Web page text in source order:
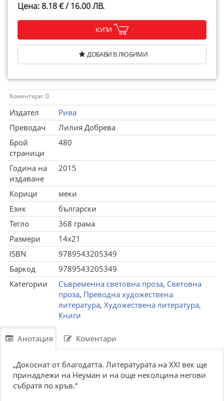
Цена: 8.18 € / 16.00 ЛВ.
КУПИ
ДОБАВИ В ЛЮБИМИ
Коментари: 0
Издател
Рива
Преводач
Лилия Добрева
Брой
страници
480
Година на
издаване
2015
Корици
меки
Език
български
Тегло
368 грама
Размери
14x21
ISBN
9789543205349
Баркод
9789543205349
Категории
Съвременна световна проза, Световна
проза, Преводна художествена
литература, Художествена литература,
Книги
Анотация Коментари
„Докоснат от благодатта. Литературата на ХХІ век ще
принадлежи на Неуман и на още неколцина негови
събратя по кръв.“